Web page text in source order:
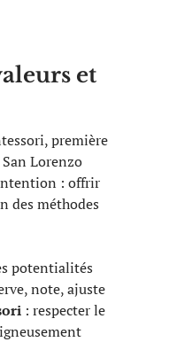
et
première
Lorenzo
: offrir
des méthodes
potentialités
note, ajuste
: respecter le